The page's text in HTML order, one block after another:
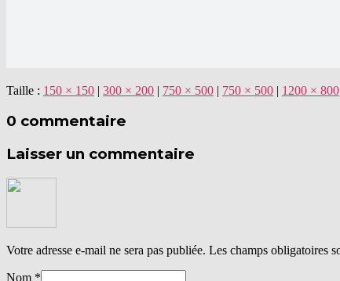
Taille : 150 × 150 | 300 × 200 | 750 × 500 | 750 × 500 | 1200 × 800
0 commentaire
Laisser un commentaire
Votre adresse e-mail ne sera pas publiée. Les champs obligatoires
Nom *